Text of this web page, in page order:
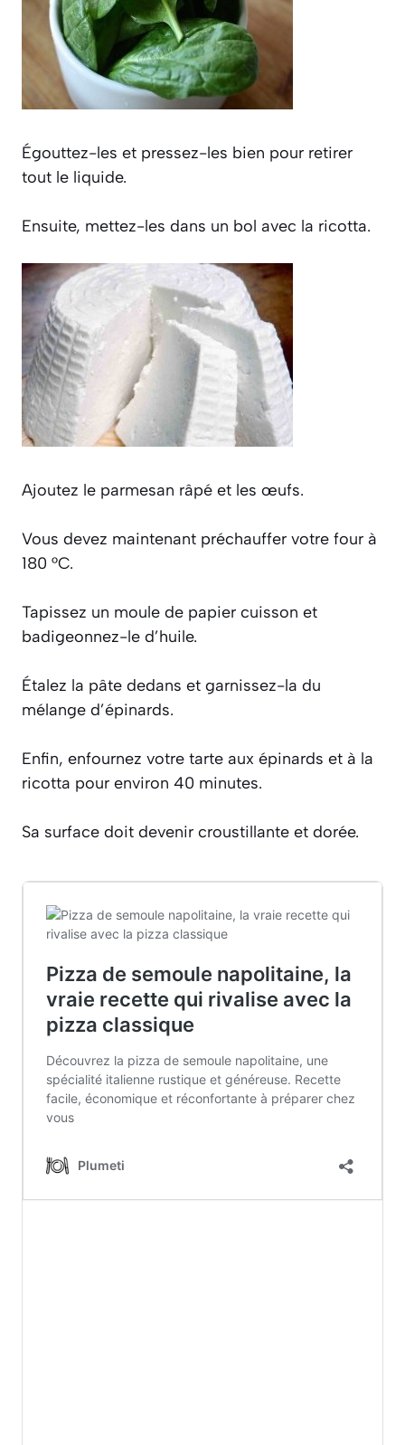
Égouttez-les et pressez-les bien pour retirer
tout le liquide.
Ensuite, mettez-les dans un bol avec la ricotta.
Ajoutez le parmesan râpé et les œufs.
Vous devez maintenant préchauffer votre four à
180 °C.
Tapissez un moule de papier cuisson et
badigeonnez-le d’huile.
Étalez la pâte dedans et garnissez-la du
mélange d’épinards.
Enfin, enfournez votre tarte aux épinards et à la
ricotta pour environ 40 minutes.
Sa surface doit devenir croustillante et dorée.